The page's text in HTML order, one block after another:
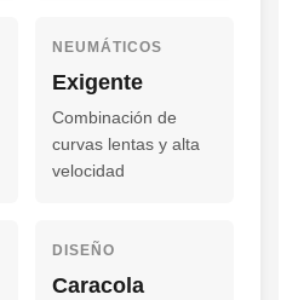
NEUMÁTICOS
Exigente
Combinación de
curvas lentas y alta
velocidad
DISEÑO
Caracola